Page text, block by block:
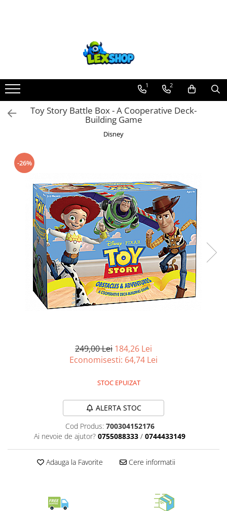
Board Games
Extensii boardgames
Card Games (jocuri cu carti)
Party Games (jocuri de petrecere)
Smart Games
Puzzle-uri logice
Jocuri cu miniaturi
Battletech
Final Girl - solo game
Miniaturi Arkham Horror
Miniaturi HEROCLIX
Accesorii pentru boardgames
Deck Boxes/Cutii pentru carti
Portofolii/ Clasoare pentru carti
Merch Lex Hobby Store
1 2
Toy Story Battle Box - A Cooperative Deck-
Building Game
Disney
-26%
249,00 Lei 184,26 Lei
Economisesti: 64,74 Lei
STOC EPUIZAT
ALERTA STOC
Cod Produs: 700304152176
Ai nevoie de ajutor? 0755088333 / 0744433149
Adauga la Favorite Cere informatii